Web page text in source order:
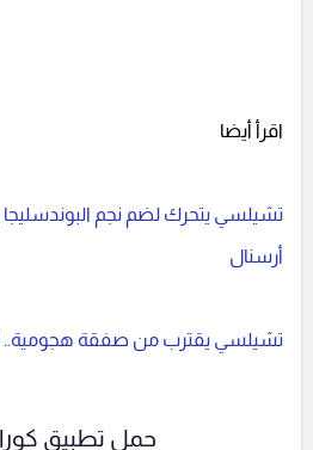
اقرأ أيضا
تشيلسي يتحرك لضم نجم
أرسنال
تشيلسي يقترب من صفقة هجومية..
حمل تطبيق